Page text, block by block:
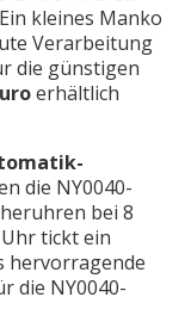
kleines Manko
Verarbeitung
die günstigen
erhältlich
die NY0040-
bei 8
tickt ein
hervorragende
die NY0040-